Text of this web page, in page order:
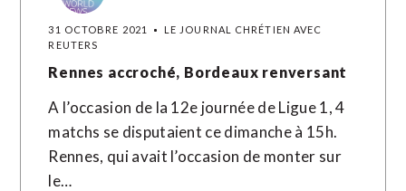
31 OCTOBRE 2021
LE JOURNAL CHRÉTIEN AVEC
REUTERS
Rennes accroché, Bordeaux renversant
A l’occasion de la 12e journée de Ligue 1, 4
matchs se disputaient ce dimanche à 15h.
Rennes, qui avait l’occasion de monter sur
le…